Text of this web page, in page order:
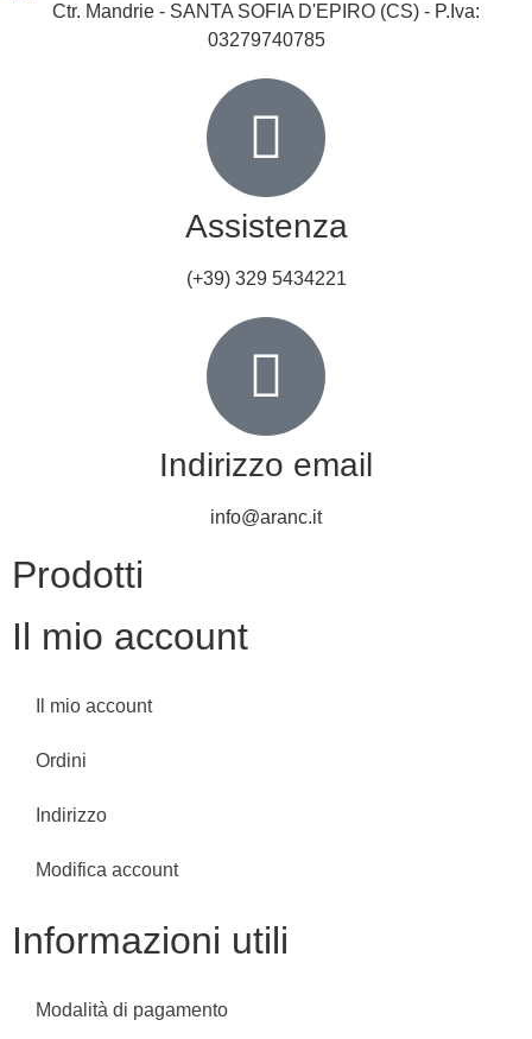
Ctr. Mandrie - SANTA SOFIA D'EPIRO (CS) - P.Iva:
03279740785
Assistenza
(+39) 329 5434221
Indirizzo email
info@aranc.it
Prodotti
Il mio account
Il mio account
Ordini
Indirizzo
Modifica account
Informazioni utili
Modalità di pagamento